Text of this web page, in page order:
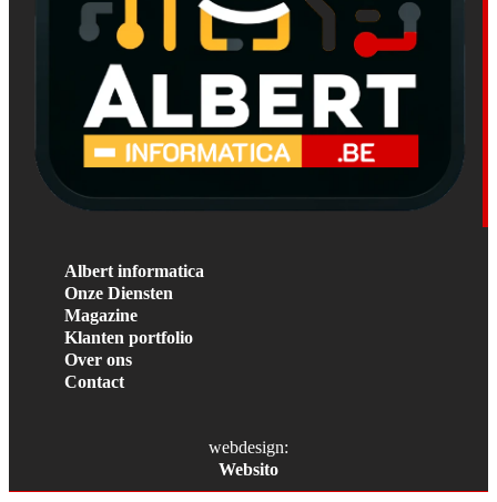
Albert informatica
Onze Diensten
Magazine
Klanten portfolio
Over ons
Contact
webdesign:
Websito